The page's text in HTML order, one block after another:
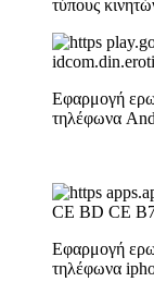
τύπους
Εφαρμογή
τηλέφωνα
Εφαρμογή
τηλέφωνα